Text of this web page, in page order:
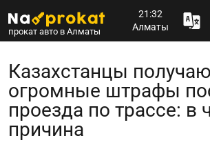
прокат авто в Алматы
21:32
Алматы
Казахстанцы
огромные штрафы
проезда по трассе: в
причина